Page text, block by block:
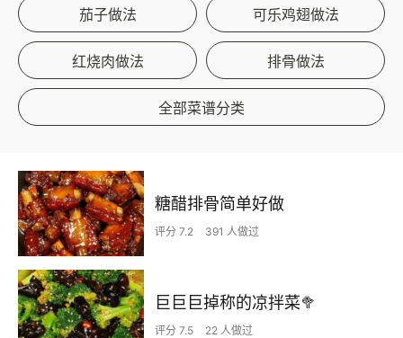
茄子做法 可乐鸡翅做法
红烧肉做法 排骨做法
全部菜谱分类
糖醋排骨简单好做
评分 7.2 391 人做过
巨巨巨掉称的凉拌菜🥦
评分 7.5 22 人做过